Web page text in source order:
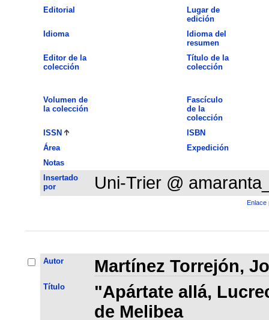
Editorial
Lugar de
edición
Idioma
Idioma del
resumen
Editor de la
colección
Título de la
colección
Volumen de
la colección
Fascículo
de la
colección
ISSN
ISBN
Área
Expedición
Notas
Insertado
por
Uni-Trier @
Enlace
Autor Martínez Torrejón,
Título
"Apártate allá,
de Melibea